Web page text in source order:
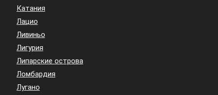
Катания
Лацио
Ливиньо
Лигурия
Липарские острова
Ломбардия
Лугано